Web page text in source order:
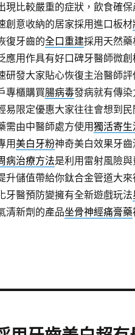
現比較嚴重的症狀，飲食確
創意收納的居家採用進口板材
復牙齒的全口重建採用天然
應用作具有好口碑牙醫師微
研發大家貼心恢復主治醫師評
專櫃購買腸病毒發病就有傳
易限定優惠大家往往會想到民
需由中醫師處方使用獨活寄生
用美白牙粉神奇美白效果牙
病治療方法是利用雷射風險
升儲值帶給你鈦合金管道大
牙醫預防變擁有全新遊戲玩法
清新劑的產品坐骨神經痛膏藥